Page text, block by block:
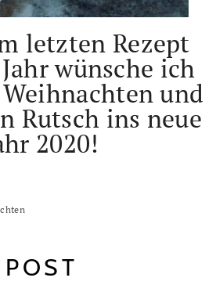
letzten Rezept
wünsche ich
und
Rutsch ins neue
2020!